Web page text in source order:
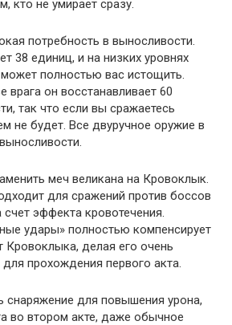
кто не умирает сразу.
потребность в выносливости.
38 единиц, и на низких уровнях
полностью вас истощить.
врага он восстанавливает 60
так что если вы сражаетесь
не будет. Все двуручное оружие в
меч великана на Кровоклык.
для сражений против боссов
эффекта кровотечения.
удары» полностью компенсирует
Кровоклыка, делая его очень
прохождения первого акта.
снаряжение для повышения урона,
во втором акте, даже обычное